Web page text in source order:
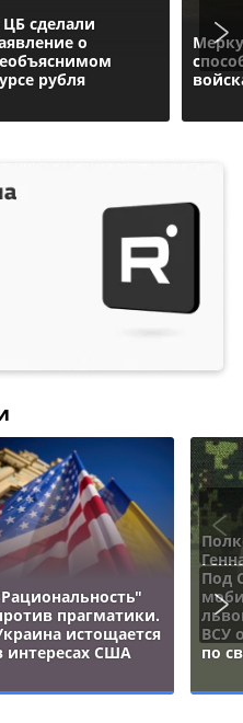
ЦБ сделали
о
рубля
прагматики.
истощается
интересах США
Под
ВСУ
по